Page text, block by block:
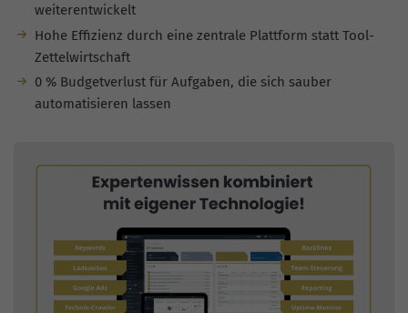
weiterentwickelt
Hohe Effizienz durch eine zentrale Plattform statt Tool-
Zettelwirtschaft
0 % Budgetverlust für Aufgaben, die sich sauber
automatisieren lassen